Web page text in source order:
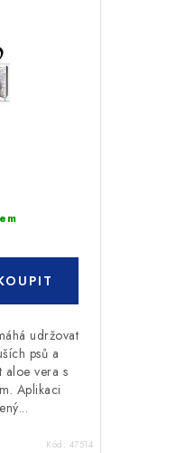
udržovat
psů a
aloe vera s
Aplikaci
Kód: 47514